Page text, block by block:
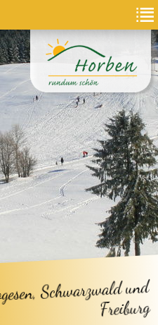
Schwarzwald und
Freiburg